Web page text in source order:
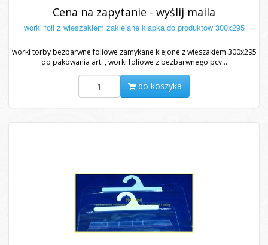
Cena na zapytanie - wyślij maila
worki foli z wieszakiem zaklejane klapka do produktow 300x295
worki torby bezbarwne foliowe zamykane klejone z wieszakiem 300x295
do pakowania art. , worki foliowe z bezbarwnego pcv...
do koszyka